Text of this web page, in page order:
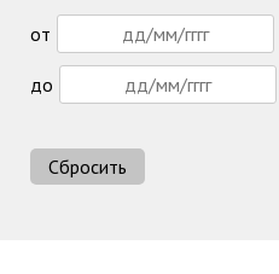
от
до
Сбросить